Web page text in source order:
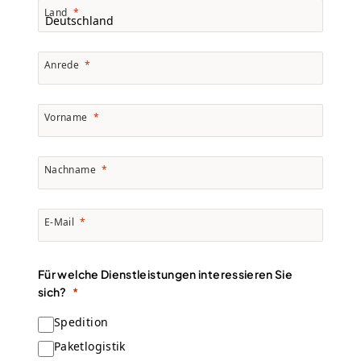
Land
Anrede
Vorname
Nachname
E-Mail
Für welche Dienstleistungen interessieren Sie
sich?
Spedition
Paketlogistik